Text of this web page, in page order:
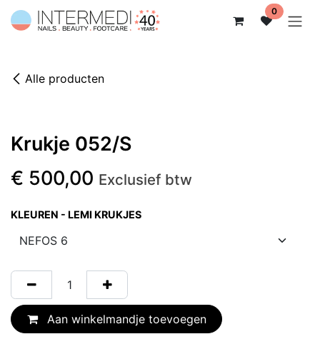
Overslaan naar inhoud 0
Alle producten
Krukje 052/S
€ 500,00 Exclusief btw
KLEUREN - LEMI KRUKJES
Aan winkelmandje toevoegen